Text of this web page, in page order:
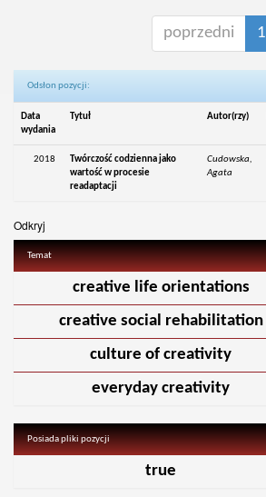
poprzedni 1
Odsłon pozycji:
Data
wydania
Tytuł Autor(rzy)
2018
Twórczość codzienna jako
wartość w procesie
readaptacji
Cudowska,
Agata
Odkryj
Temat
creative life orientations
creative social rehabilitation
culture of creativity
everyday creativity
Posiada pliki pozycji
true